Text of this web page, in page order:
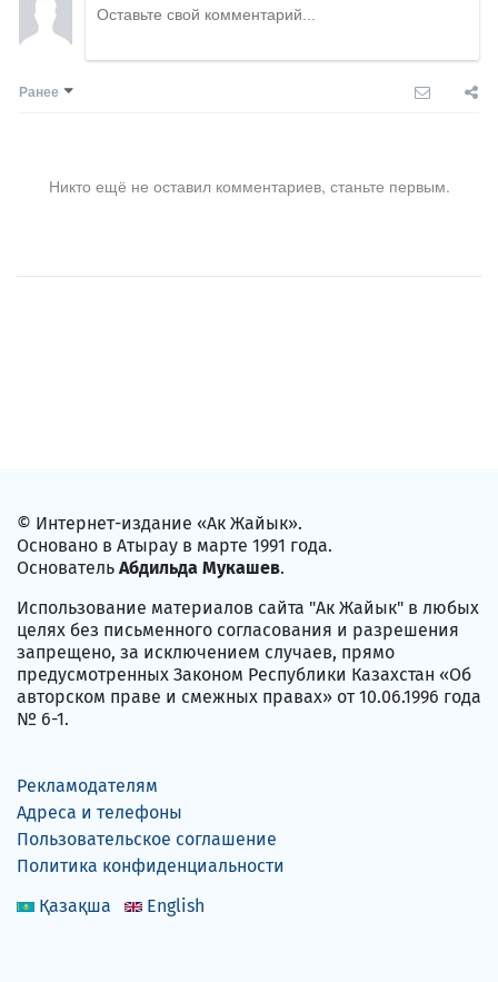
Ранее
Никто ещё не оставил комментариев, станьте первым.
© Интернет-издание «Ак Жайык».
Основано в Атырау в марте 1991 года.
Основатель Абдильда Мукашев.
Использование материалов сайта "Ак Жайык" в любых
целях без письменного согласования и разрешения
запрещено, за исключением случаев, прямо
предусмотренных Законом Республики Казахстан «Об
авторском праве и смежных правах» от 10.06.1996 года
№ 6-1.
Рекламодателям
Адреса и телефоны
Пользовательское соглашение
Политика конфиденциальности
Қазақша
English